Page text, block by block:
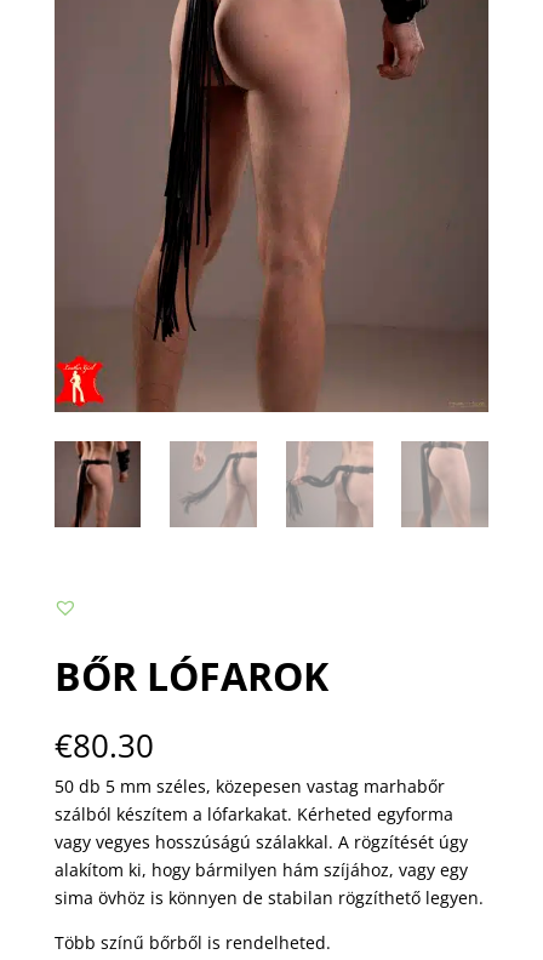
BŐR LÓFAROK
€80.30
50 db 5 mm széles, közepesen vastag marhabőr
szálból készítem a lófarkakat. Kérheted egyforma
vagy vegyes hosszúságú szálakkal. A rögzítését úgy
alakítom ki, hogy bármilyen hám szíjához, vagy egy
sima övhöz is könnyen de stabilan rögzíthető legyen.
Több színű bőrből is rendelheted.